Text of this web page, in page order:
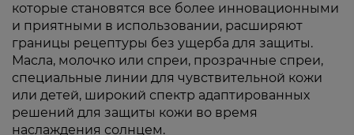
которые становятся все более инновационными
и приятными в использовании, расширяют
границы рецептуры без ущерба для защиты.
Масла, молочко или спреи, прозрачные спреи,
специальные линии для чувствительной кожи
или детей, широкий спектр адаптированных
решений для защиты кожи во время
наслаждения солнцем.